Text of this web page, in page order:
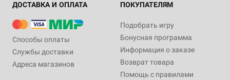
ДОСТАВКА И ОПЛАТА
Способы оплаты
Службы доставки
Адреса магазинов
ПОКУПАТЕЛЯМ
Подобрать игру
Бонусная программа
Информация о заказе
Возврат товара
Помощь с правилами